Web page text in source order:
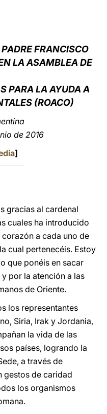
FRANCISCO
LA ASAMBLEA DE
PARA LA AYUDA A
(ROACO)
de 2016
]
gracias al cardenal
cuales ha introducido
a cada uno de
cual pertenecéis. Estoy
que ponéis en sacar
por la atención a las
de Oriente.
los representantes
Siria, Irak y Jordania,
la vida de las
países, logrando la
a través de
gestos de caridad
los organismos